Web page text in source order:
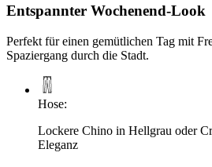
Entspannter Wochenend-Look
Perfekt für einen gemütlichen Tag mit
Spaziergang durch die Stadt.
Hose:
Lockere Chino in Hellgrau oder
Eleganz